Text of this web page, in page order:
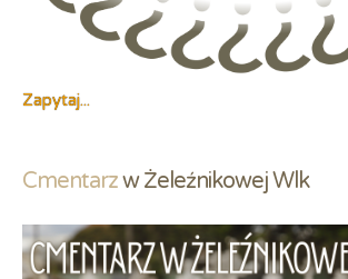
Zapytaj...
Cmentarz w Żeleźnikowej Wlk